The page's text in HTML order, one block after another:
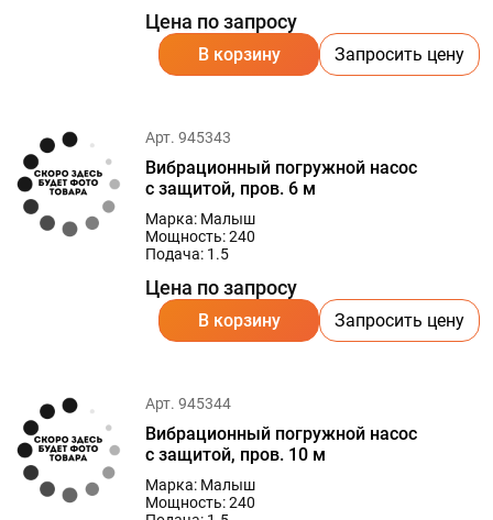
Цена по запросу
В корзину Запросить цену
Арт. 945343
Вибрационный погружной насос
с защитой, пров. 6 м
Марка: Малыш
Мощность: 240
Подача: 1.5
Цена по запросу
В корзину Запросить цену
Арт. 945344
Вибрационный погружной насос
с защитой, пров. 10 м
Марка: Малыш
Мощность: 240